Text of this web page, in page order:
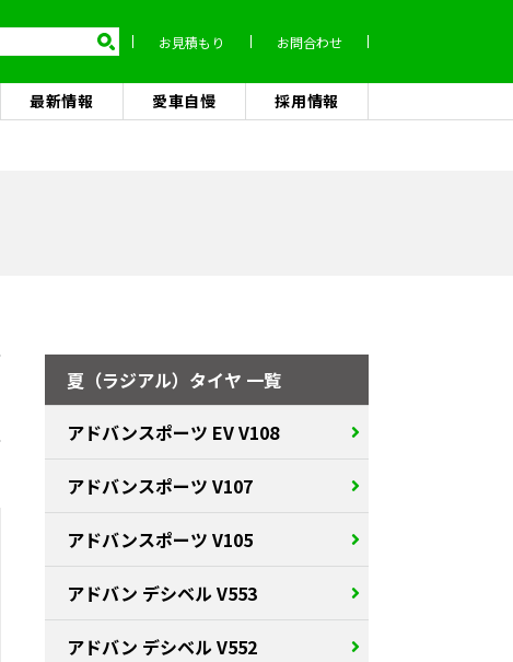
お見積もり お問合わせ
最新情報 愛車自慢 採用情報
夏（ラジアル）タイヤ 一覧
アドバンスポーツ EV V108
アドバンスポーツ V107
アドバンスポーツ V105
アドバン デシベル V553
アドバン デシベル V552